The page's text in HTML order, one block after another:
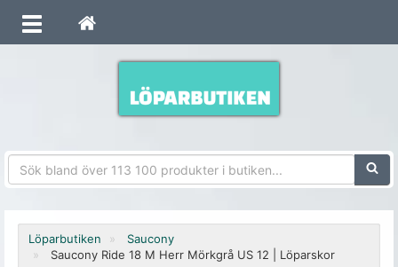
Löparbutiken
Saucony
Saucony Ride 18 M Herr Mörkgrå US 12 | Löparskor